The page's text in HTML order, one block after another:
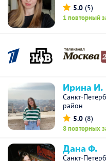
5.0 (5)
1 повторный
Ирина И.
Санкт-
район
5.0 (8)
8 повторных
Дана Ф.
Санкт-